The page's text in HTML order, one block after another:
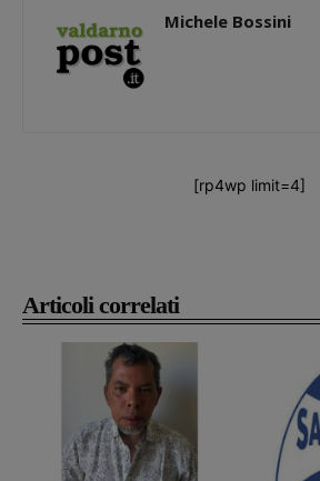
Articoli correlati
Michele Bossini
[rp4wp limit=4]